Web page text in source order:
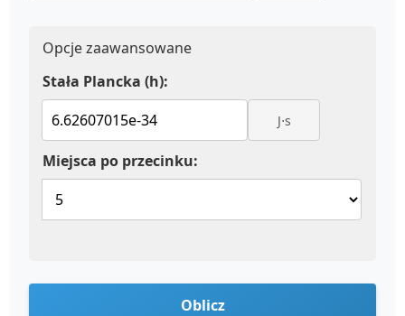
Opcje zaawansowane
Stała Plancka (h):
J⋅s
Miejsca po przecinku:
Oblicz